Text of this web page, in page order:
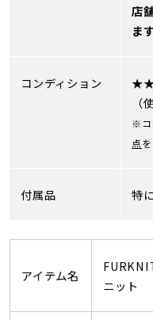
店
ます
コンディション
（
※コ
点
付属品 特
アイテム名
ニット